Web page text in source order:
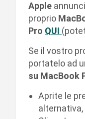
Apple
proprio
Pro QUI
Se il vostro
portatelo ad
su MacBook
Aprite le